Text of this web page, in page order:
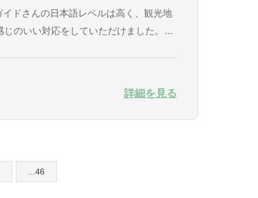
詳細を見る
...46